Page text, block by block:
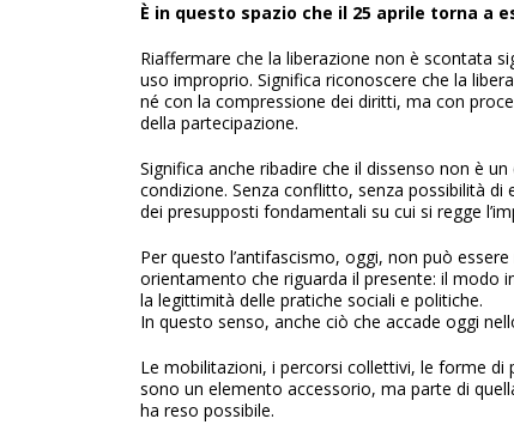
È in questo spazio che il 25 aprile torna a
Riaffermare che la liberazione non è scontata
uso improprio. Significa riconoscere che la
né con la compressione dei diritti, ma con
della partecipazione.
Significa anche ribadire che il dissenso non è
condizione. Senza conflitto, senza possibilità
dei presupposti fondamentali su cui si regge
Per questo l’antifascismo, oggi, non può
orientamento che riguarda il presente: il modo
la legittimità delle pratiche sociali e politiche.
In questo senso, anche ciò che accade oggi
Le mobilitazioni, i percorsi collettivi, le forme
sono un elemento accessorio, ma parte di
ha reso possibile.